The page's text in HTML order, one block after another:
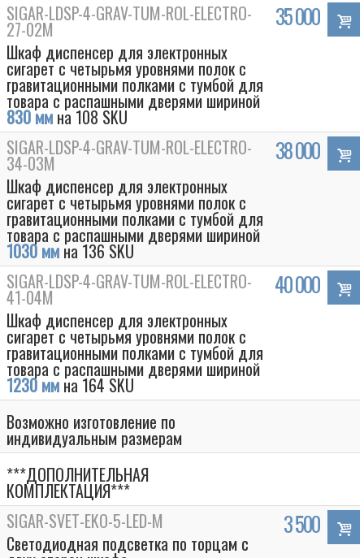
SIGAR-LDSP-4-GRAV-TUM-ROL-ELECTRO-
27-02M
Шкаф диспенсер для электронных
сигарет с четырьмя уровнями полок с
гравитационными полками с тумбой для
товара с распашными дверями шириной
830 мм на 108 SKU
35 000
SIGAR-LDSP-4-GRAV-TUM-ROL-ELECTRO-
34-03M
Шкаф диспенсер для электронных
сигарет с четырьмя уровнями полок с
гравитационными полками с тумбой для
товара с распашными дверями шириной
1030 мм на 136 SKU
38 000
SIGAR-LDSP-4-GRAV-TUM-ROL-ELECTRO-
41-04M
Шкаф диспенсер для электронных
сигарет с четырьмя уровнями полок с
гравитационными полками с тумбой для
товара с распашными дверями шириной
1230 мм на 164 SKU
40 000
Возможно изготовление по
индивидуальным размерам
***ДОПОЛНИТЕЛЬНАЯ
КОМПЛЕКТАЦИЯ***
SIGAR-SVET-EKO-5-LED-M
Светодиодная подсветка по торцам с
3 500